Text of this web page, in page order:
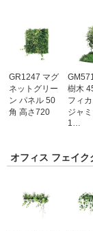
GR1247 マグ
ネットグリー
ン パネル 50
角 高さ720
樹木
フィ
ジャ
1…
オフィス フェイク